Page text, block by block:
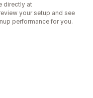
directly at
your setup and see
performance for you.